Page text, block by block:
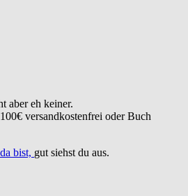
aber eh keiner.
versandkostenfrei oder Buch
bist, gut siehst du aus.